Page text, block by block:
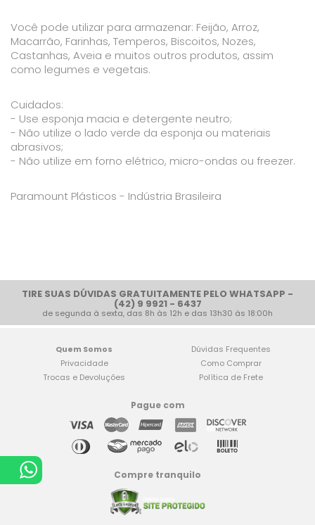
Você pode utilizar para armazenar: Feijão, Arroz,
Macarrão, Farinhas, Temperos, Biscoitos, Nozes,
Castanhas, Aveia e muitos outros produtos, assim
como legumes e vegetais.
Cuidados:
- Use esponja macia e detergente neutro;
- Não utilize o lado verde da esponja ou materiais
abrasivos;
- Não utilize em forno elétrico, micro-ondas ou freezer.
Paramount Plásticos - Indústria Brasileira
TIRE SUAS DÚVIDAS GRATUITAMENTE PELO WHATSAPP -
(42) 9 9921 - 6437
de segunda à sexta, das 8h às 12h e das 13h30 às 18:00h
Quem Somos
Privacidade
Trocas e Devoluções
Dúvidas Frequentes
Como Comprar
Política de Frete
Pague com
Compre tranquilo